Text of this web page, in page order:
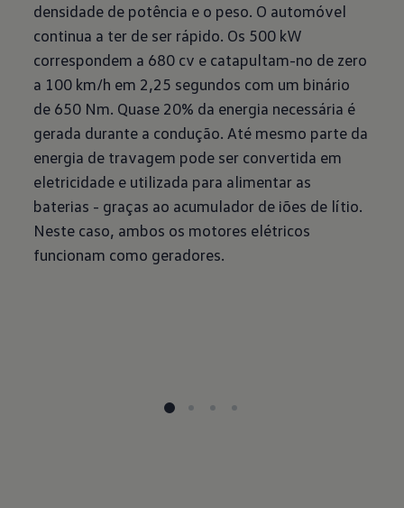
densidade de potência e o peso. O automóvel
continua a ter de ser rápido. Os 500 kW
correspondem a 680 cv e catapultam-no de zero
a 100 km/h em 2,25 segundos com um binário
de 650 Nm. Quase 20% da energia necessária é
gerada durante a condução. Até mesmo parte da
energia de travagem pode ser convertida em
eletricidade e utilizada para alimentar as
baterias - graças ao acumulador de iões de lítio.
Neste caso, ambos os motores elétricos
funcionam como geradores.